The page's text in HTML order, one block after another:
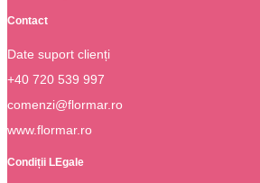
Contact
Date suport clienți
+40 720 539 997
comenzi@flormar.ro
www.flormar.ro
Condiții LEgale